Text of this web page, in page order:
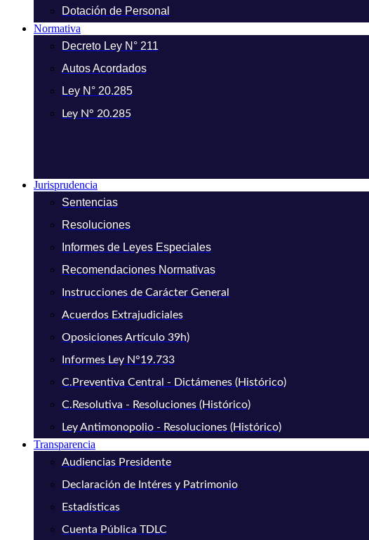
Dotación de Personal
Normativa
Decreto Ley N° 211
Autos Acordados
Ley N° 20.285
Ley N° 20.285
Jurisprudencia
Sentencias
Resoluciones
Informes de Leyes Especiales
Recomendaciones Normativas
Instrucciones de Carácter General
Acuerdos Extrajudiciales
Oposiciones Artículo 39h)
Informes Ley N°19.733
C.Preventiva Central - Dictámenes (Histórico)
C.Resolutiva - Resoluciones (Histórico)
Ley Antimonopolio - Resoluciones (Histórico)
Transparencia
Audiencias Presidente
Declaración de Intéres y Patrimonio
Estadísticas
Cuenta Pública TDLC